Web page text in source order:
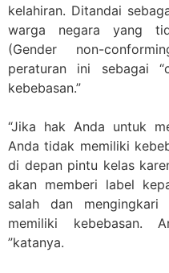
kelahiran. Ditandai
warga negara yang
(Gender non-
peraturan ini sebagai
kebebasan.”
“Jika hak Anda untuk
Anda tidak memiliki
di depan pintu kelas
akan memberi label
salah dan
memiliki kebebasan.
”katanya.